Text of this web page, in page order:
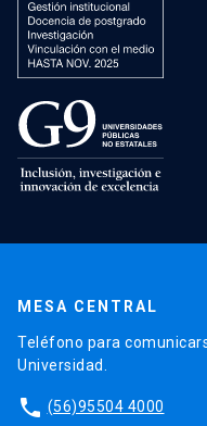
MESA CENTRAL
Teléfono para
Universidad.
phone (56)95504 4000